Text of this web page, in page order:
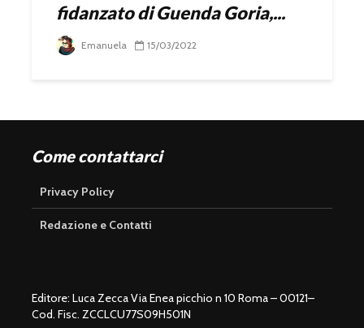
fidanzato di Guenda Goria,...
Emanuela 15/03/2022
Come contattarci
Privacy Policy
Redazione e Contatti
Editore: Luca Zecca Via Enea picchio n 10 Roma – 00121–
Cod. Fisc. ZCCLCU77S09H501N